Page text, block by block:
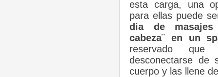
esta carga, una
para ellas puede
dia de
cabeza¨ en un
reservado que
desconectarse de
cuerpo y las llene